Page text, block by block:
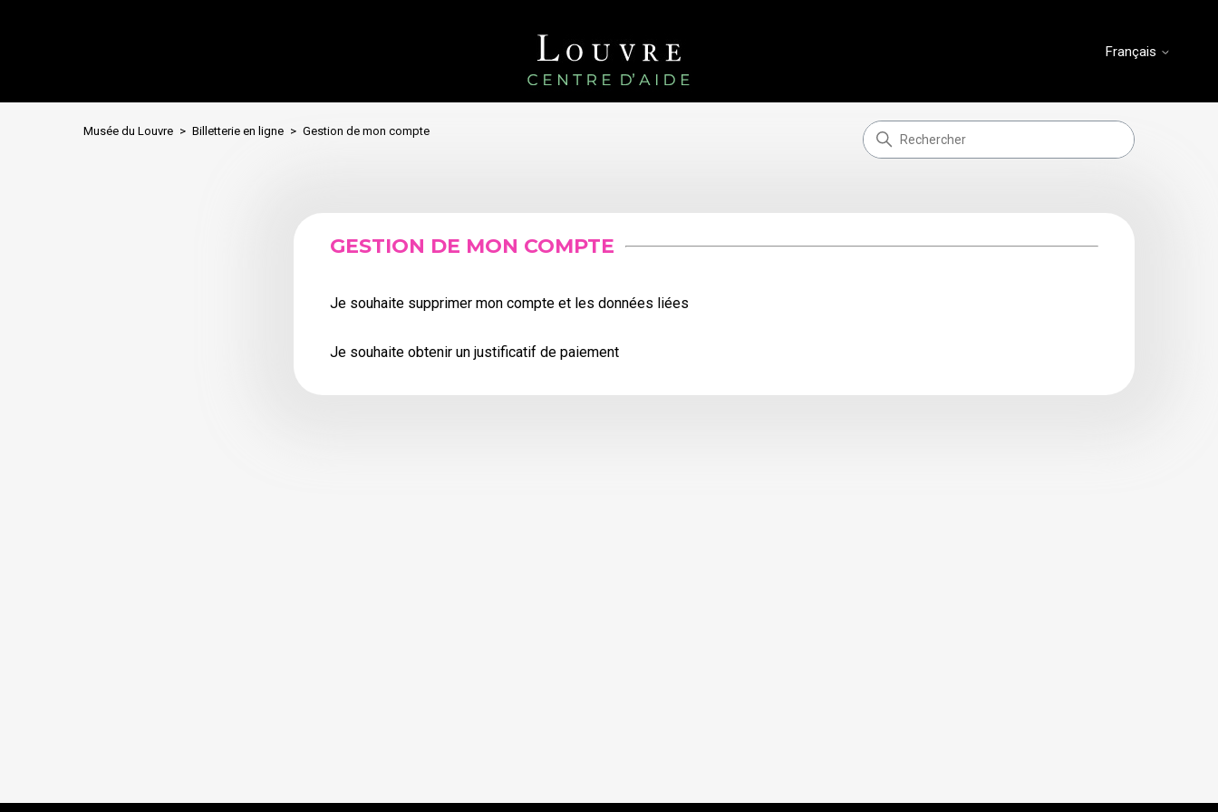
Français
Musée du Louvre Billetterie en ligne Gestion de mon compte
GESTION DE MON COMPTE
Je souhaite supprimer mon compte et les données liées
Je souhaite obtenir un justificatif de paiement